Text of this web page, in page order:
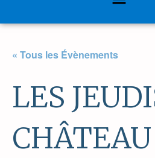
« Tous les Évènements
LES